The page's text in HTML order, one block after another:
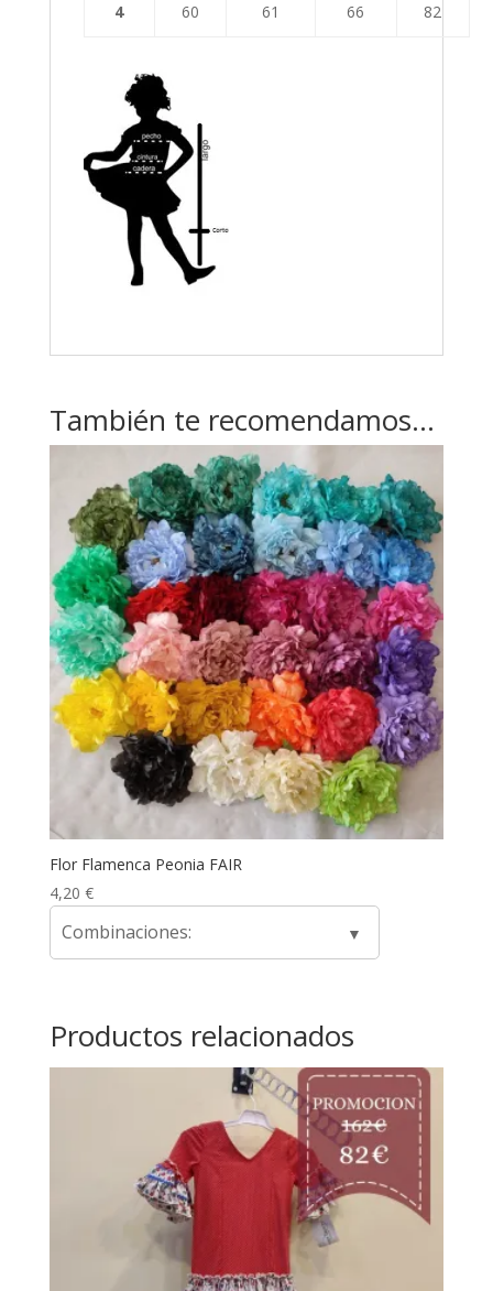
4 60 61 66 82
También te recomendamos…
Flor Flamenca Peonia FAIR
4,20 €
Combinaciones:
Productos relacionados